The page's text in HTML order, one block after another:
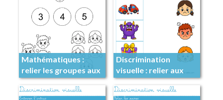
Mathématiques :
relier les groupes aux
nombres
Discrimination
visuelle : relier aux
émotions